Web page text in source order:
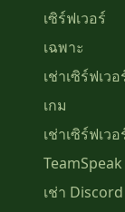
เซิร์ฟเวอร์
เฉพาะ
เช่าเซิร์ฟเวอ
เกม
เช่าเซิร์ฟเวอ
TeamSpeak
เช่า Discord